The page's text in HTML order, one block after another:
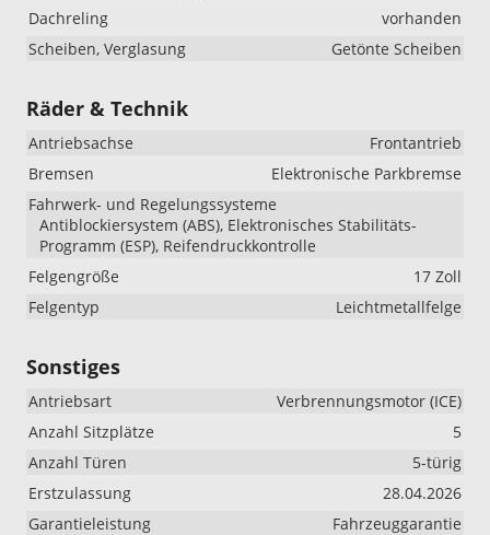
Dachreling
vorhanden
Scheiben, Verglasung
Getönte Scheiben
Räder & Technik
Antriebsachse
Frontantrieb
Bremsen
Elektronische Parkbremse
Fahrwerk- und Regelungssysteme
Antiblockiersystem (ABS), Elektronisches Stabilitäts-
Programm (ESP), Reifendruckkontrolle
Felgengröße
17 Zoll
Felgentyp
Leichtmetallfelge
Sonstiges
Antriebsart
Verbrennungsmotor (ICE)
Anzahl Sitzplätze
5
Anzahl Türen
5-türig
Erstzulassung
28.04.2026
Garantieleistung
Fahrzeuggarantie